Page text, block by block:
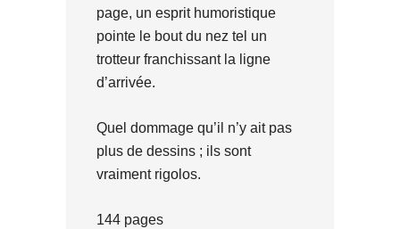
page, un esprit humoristique
pointe le bout du nez tel un
trotteur franchissant la ligne
d’arrivée.
Quel dommage qu’il n’y ait pas
plus de dessins ; ils sont
vraiment rigolos.
144 pages